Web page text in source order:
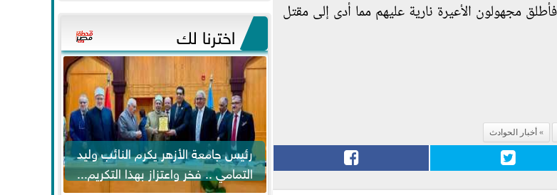
مجهولون الأعيرة نارية عليهم مما أدى إلى مقتل
أخبار الحوادث
اخترنا لك
رئيس جامعة الأزهر يكرم النائب وليد
التمامي .. فخر واعتزاز بهذا التكريم...